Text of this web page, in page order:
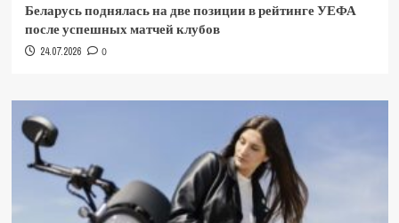
Беларусь поднялась на две позиции в рейтинге УЕФА
после успешных матчей клубов
24.07.2026 0